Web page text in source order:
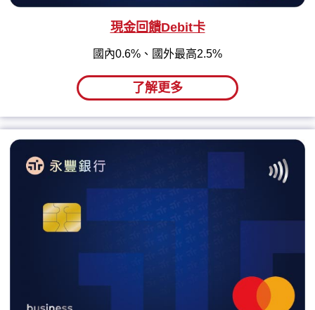
現金回饋Debit卡
國內0.6%、國外最高2.5%
了解更多